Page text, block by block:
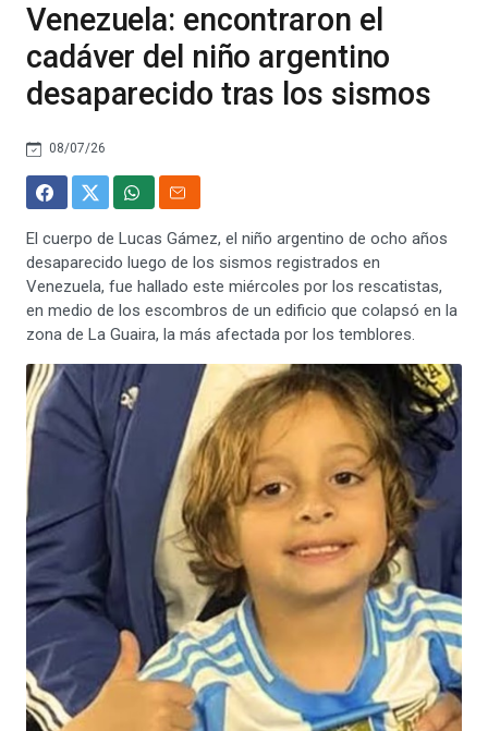
Venezuela: encontraron el
cadáver del niño argentino
desaparecido tras los sismos
08/07/26
El cuerpo de Lucas Gámez, el niño argentino de ocho años
desaparecido luego de los sismos registrados en
Venezuela, fue hallado este miércoles por los rescatistas,
en medio de los escombros de un edificio que colapsó en la
zona de La Guaira, la más afectada por los temblores.